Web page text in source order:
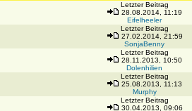
Letzter Beitrag
28.08.2014, 11:19
Eifelheeler
Letzter Beitrag
27.02.2014, 21:59
SonjaBenny
Letzter Beitrag
28.11.2013, 10:50
Dolenhilien
Letzter Beitrag
25.08.2013, 11:13
Murphy
Letzter Beitrag
30.04.2013, 09:06